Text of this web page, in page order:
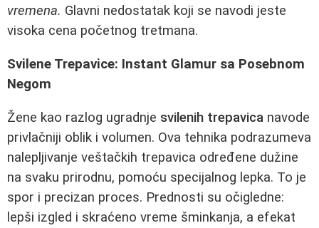
vremena. Glavni nedostatak koji se navodi jeste
visoka cena početnog tretmana.
Svilene Trepavice: Instant Glamur sa Posebnom
Negom
Žene kao razlog ugradnje svilenih trepavica navode
privlačniji oblik i volumen. Ova tehnika podrazumeva
nalepljivanje veštačkih trepavica određene dužine
na svaku prirodnu, pomoću specijalnog lepka. To je
spor i precizan proces. Prednosti su očigledne:
lepši izgled i skraćeno vreme šminkanja, a efekat